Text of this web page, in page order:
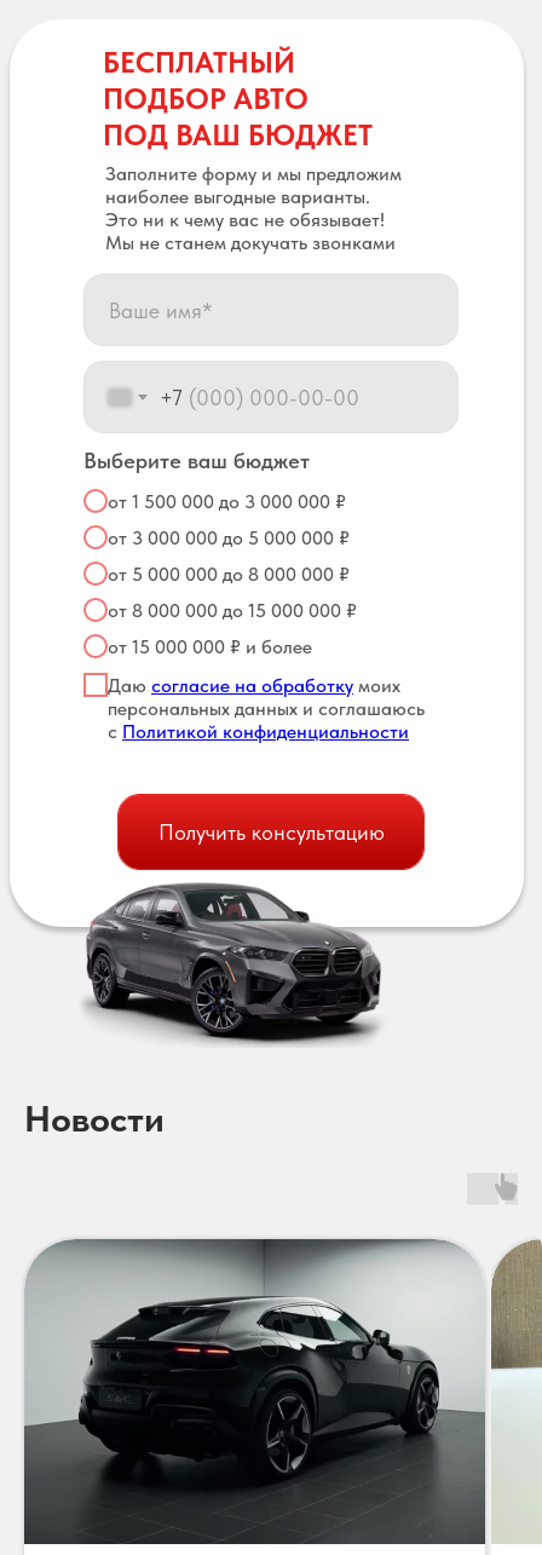
БЕСПЛАТНЫЙ
ПОДБОР АВТО
ПОД ВАШ БЮДЖЕТ
Заполните форму и мы предложим
наиболее выгодные варианты.
Это ни к чему вас не обязывает!
Мы не станем докучать звонками
+7
Выберите ваш бюджет
от 1 500 000 до 3 000 000 ₽
от 3 000 000 до 5 000 000 ₽
от 5 000 000 до 8 000 000 ₽
от 8 000 000 до 15 000 000 ₽
от 15 000 000 ₽ и более
Даю согласие на обработку моих
персональных данных и соглашаюсь
с Политикой конфиденциальности
Получить консультацию
Новости